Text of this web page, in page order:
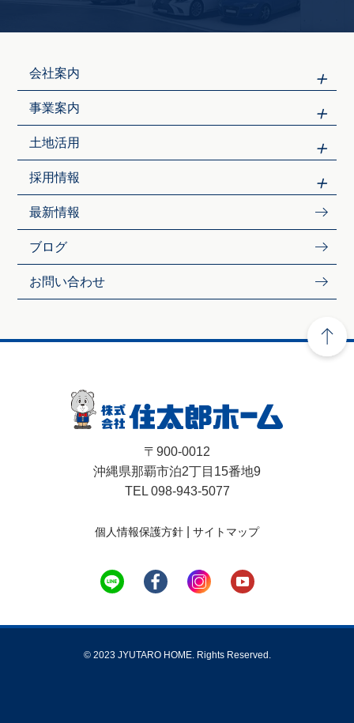
会社案内
事業案内
土地活用
採用情報
最新情報
ブログ
お問い合わせ
〒900-0012
沖縄県那覇市泊2丁目15番地9
TEL 098-943-5077
個人情報保護方針 サイトマップ
© 2023 JYUTARO HOME. Rights Reserved.